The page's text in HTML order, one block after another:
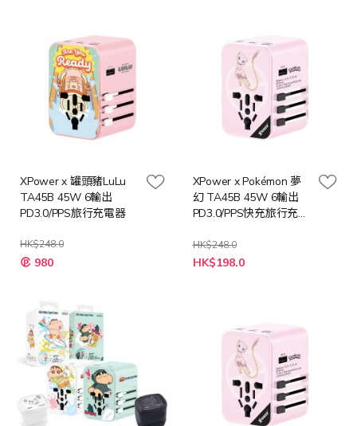
XPower x 罐頭豬LuLu
TA45B 45W 6輸出
PD3.0/PPS旅行充電器
HK$248.0
特
殊 980
XPower x Pokémon 夢
幻 TA45B 45W 6輸出
PD3.0/PPS快充旅行充電
HK$248.0
特
殊
HK$198.0